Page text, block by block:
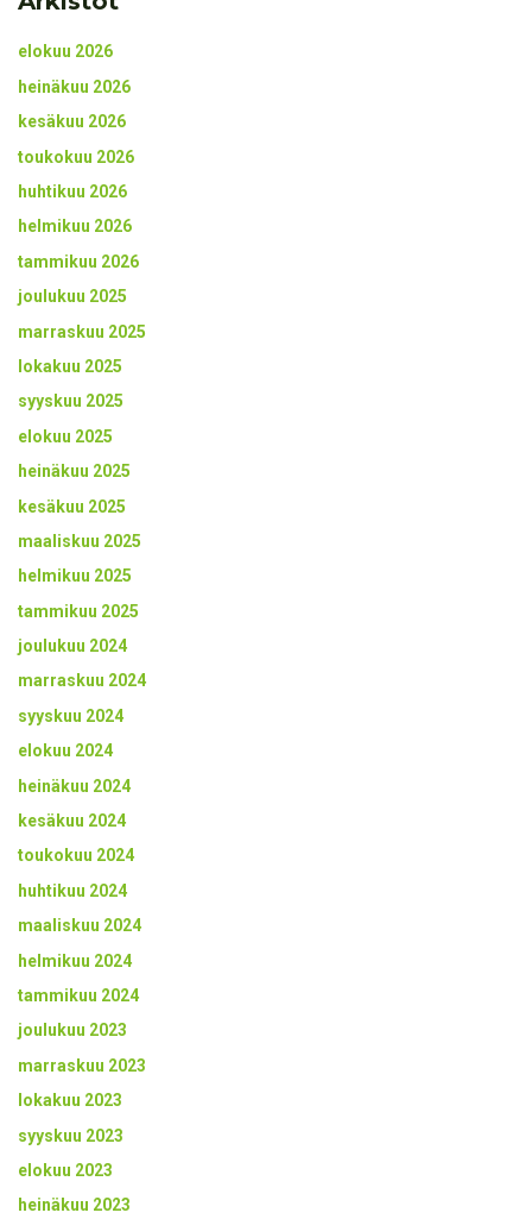
elokuu 2026
heinäkuu 2026
kesäkuu 2026
toukokuu 2026
huhtikuu 2026
helmikuu 2026
tammikuu 2026
joulukuu 2025
marraskuu 2025
lokakuu 2025
syyskuu 2025
elokuu 2025
heinäkuu 2025
kesäkuu 2025
maaliskuu 2025
helmikuu 2025
tammikuu 2025
joulukuu 2024
marraskuu 2024
syyskuu 2024
elokuu 2024
heinäkuu 2024
kesäkuu 2024
toukokuu 2024
huhtikuu 2024
maaliskuu 2024
helmikuu 2024
tammikuu 2024
joulukuu 2023
marraskuu 2023
lokakuu 2023
syyskuu 2023
elokuu 2023
heinäkuu 2023